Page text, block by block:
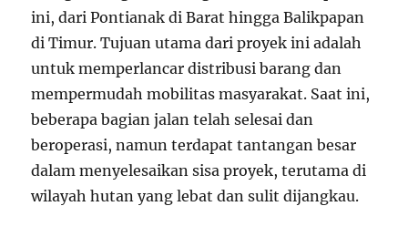
ini, dari Pontianak di Barat hingga Balikpapan
di Timur. Tujuan utama dari proyek ini adalah
untuk memperlancar distribusi barang dan
mempermudah mobilitas masyarakat. Saat ini,
beberapa bagian jalan telah selesai dan
beroperasi, namun terdapat tantangan besar
dalam menyelesaikan sisa proyek, terutama di
wilayah hutan yang lebat dan sulit dijangkau.